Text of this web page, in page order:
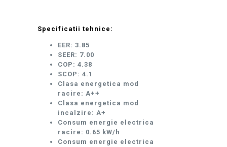
Specificatii tehnice:
EER: 3.85
SEER: 7.00
COP: 4.38
SCOP: 4.1
Clasa energetica mod
racire: A++
Clasa energetica mod
incalzire: A+
Consum energie electrica
racire: 0.65 kW/h
Consum energie electrica